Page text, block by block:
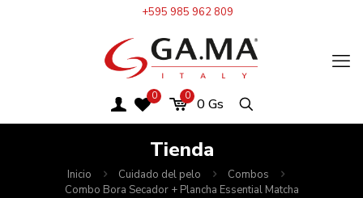
+595 985 962 809
0 0 0Gs
Tienda
Inicio Cuidado del pelo
Combos
Combo Bora Secador + Plancha Essential Matcha